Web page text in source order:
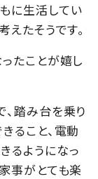
に生活してい
えたそうです。
たことが嬉し
踏み台を乗り
ること、電動
るようになっ
事がとても楽